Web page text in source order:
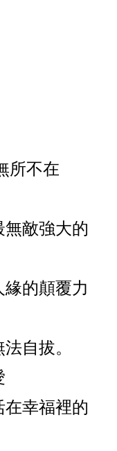
所不在
敵強大的
的顛覆力
法自拔。
幸福裡的